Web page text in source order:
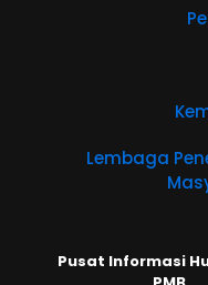
Lembaga
Pusat Informasi